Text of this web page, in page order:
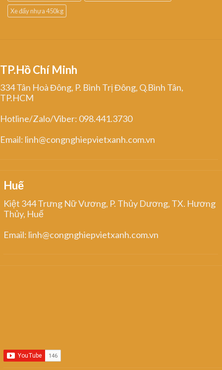
Xe đẩy nhựa 450kg
TP.Hồ Chí Minh
334 Tân Hoà Đông, P. Bình Trị Đông, Q.Bình Tân,
TP.HCM
Hotline/Zalo/Viber: 098.441.3730
Email: linh@congnghiepvietxanh.com.vn
Huế
Kiệt 344 Trưng Nữ Vương, P. Thủy Dương, TX. Hương
Thủy, Huế
Email: linh@congnghiepvietxanh.com.vn